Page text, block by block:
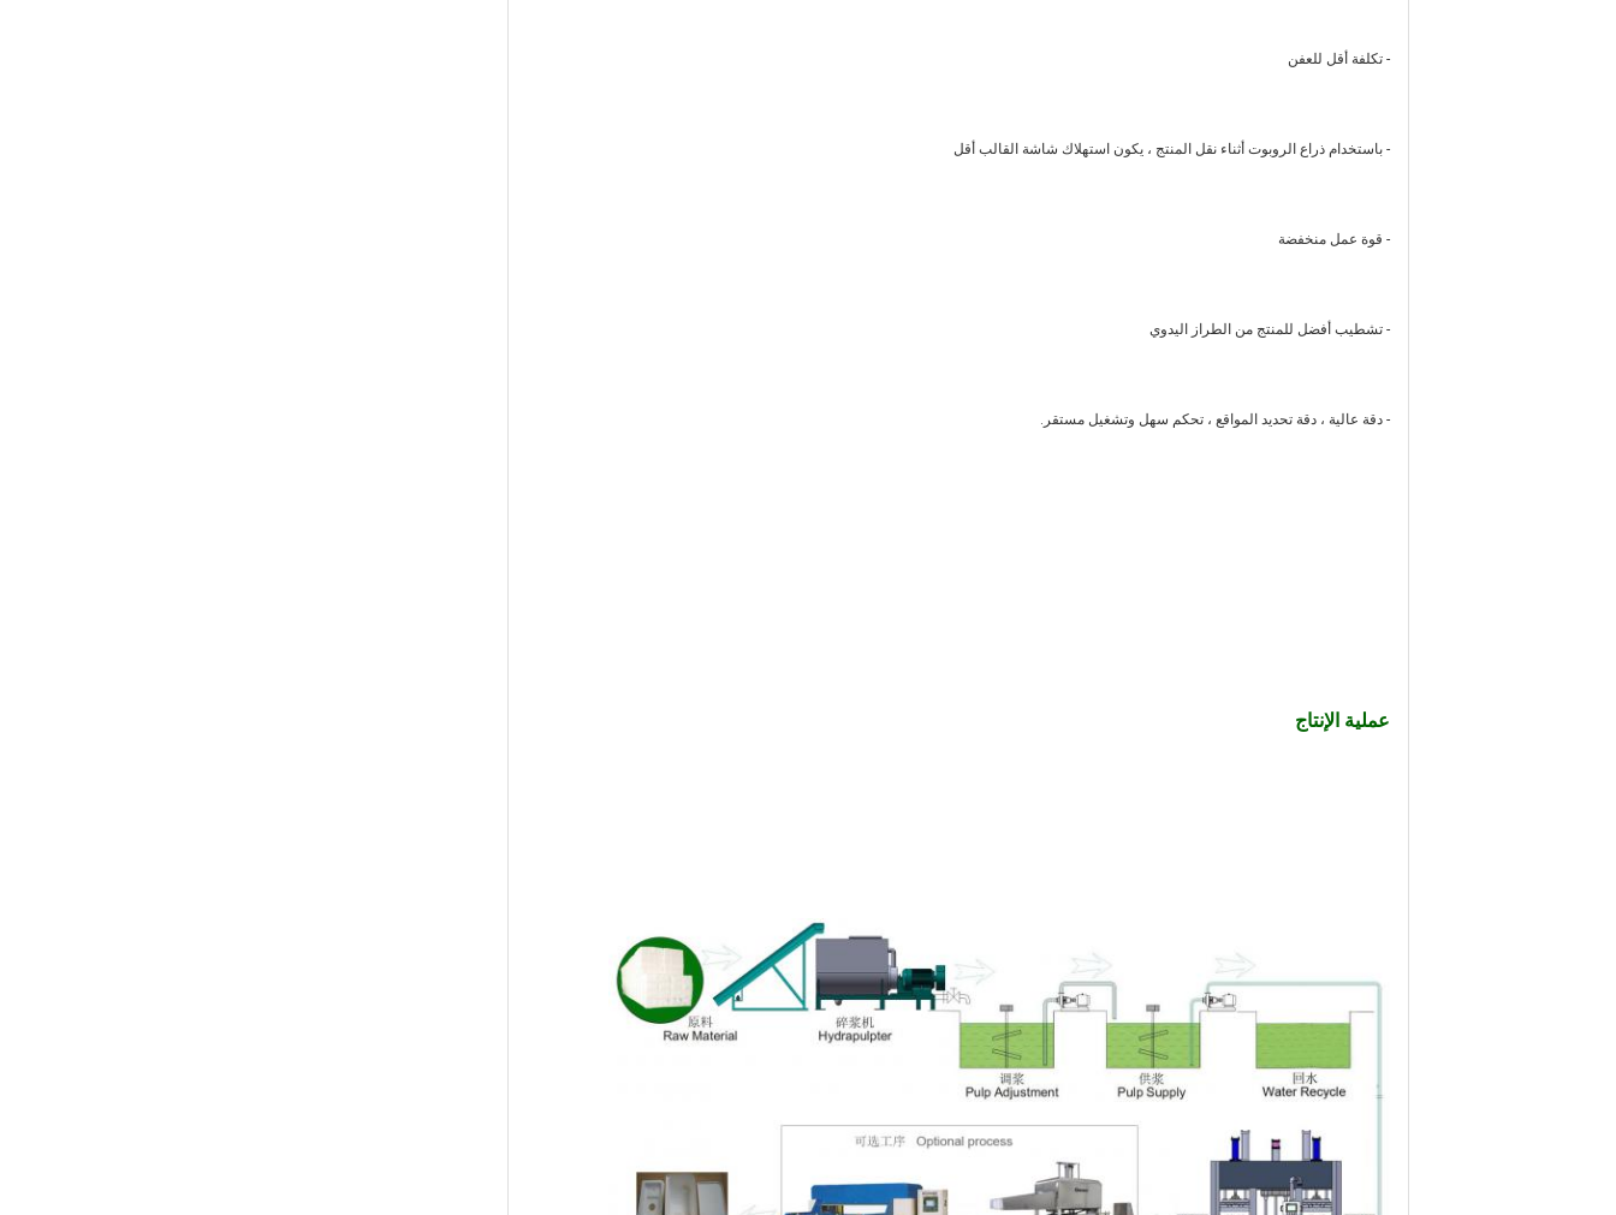
- تكلفة أقل للعفن
- باستخدام ذراع الروبوت أثناء نقل المنتج ، يكون استهلاك شاشة القالب أقل
- قوة عمل منخفضة
- تشطيب أفضل للمنتج من الطراز اليدوي
- دقة عالية ، دقة تحديد المواقع ، تحكم سهل وتشغيل مستقر.
عملية الإنتاج